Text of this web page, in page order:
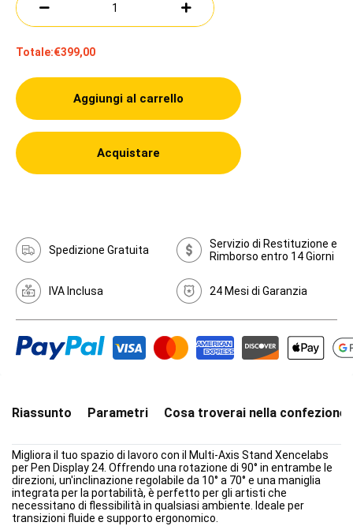
Totale:€399,00
Aggiungi al carrello
Acquistare
Spedizione Gratuita
Servizio di Restituzione e
Rimborso entro 14 Giorni
IVA Inclusa 24 Mesi di Garanzia
Riassunto Parametri Cosa troverai nella confezione
Migliora il tuo spazio di lavoro con il Multi-Axis Stand Xencelabs
per Pen Display 24. Offrendo una rotazione di 90° in entrambe le
direzioni, un'inclinazione regolabile da 10° a 70° e una maniglia
integrata per la portabilità, è perfetto per gli artisti che
necessitano di flessibilità in qualsiasi ambiente. Ideale per
transizioni fluide e supporto ergonomico.